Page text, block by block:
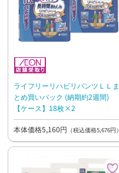
ライフリーリハビリパンツＬＬま
とめ買いパック (納期約2週間)
【ケース】18枚×2
本体価格5,160円 （税込価格5,676円）